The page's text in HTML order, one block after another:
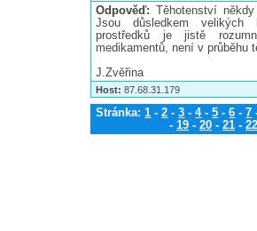
Odpověď:
Těhotenství
Jsou důsledkem velikých
prostředků je jistě
medikamentů, není v průběhu
J.Zvěřina
Host: 87.68.31.179
Stránka:1 -2 -3 -4-5 -6 -7
- 19 - 20 - 21 - 22